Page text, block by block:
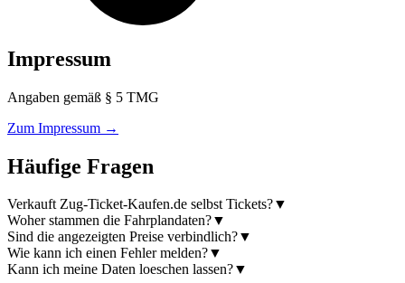
Impressum
Angaben gemäß § 5 TMG
Zum Impressum →
Häufige Fragen
Verkauft Zug-Ticket-Kaufen.de selbst Tickets?▼
Woher stammen die Fahrplandaten?▼
Sind die angezeigten Preise verbindlich?▼
Wie kann ich einen Fehler melden?▼
Kann ich meine Daten loeschen lassen?▼